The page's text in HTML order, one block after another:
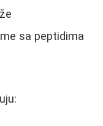
sa peptidima